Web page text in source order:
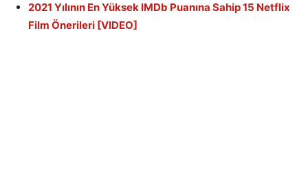
2021 Yılının En Yüksek IMDb Puanına Sahip 15 Netflix
Film Önerileri [VIDEO]